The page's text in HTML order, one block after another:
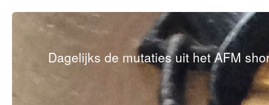
Dagelijks de mutaties uit het AFM